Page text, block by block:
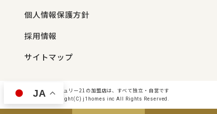
個人情報保護方針
採用情報
サイトマップ
センチュリー21の加盟店は、すべて独立・自営です
Copyright(C) j1homes inc All Rights Reserved.
JA